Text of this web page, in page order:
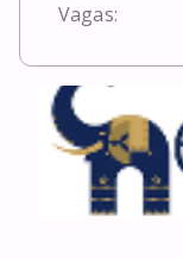
Vagas: